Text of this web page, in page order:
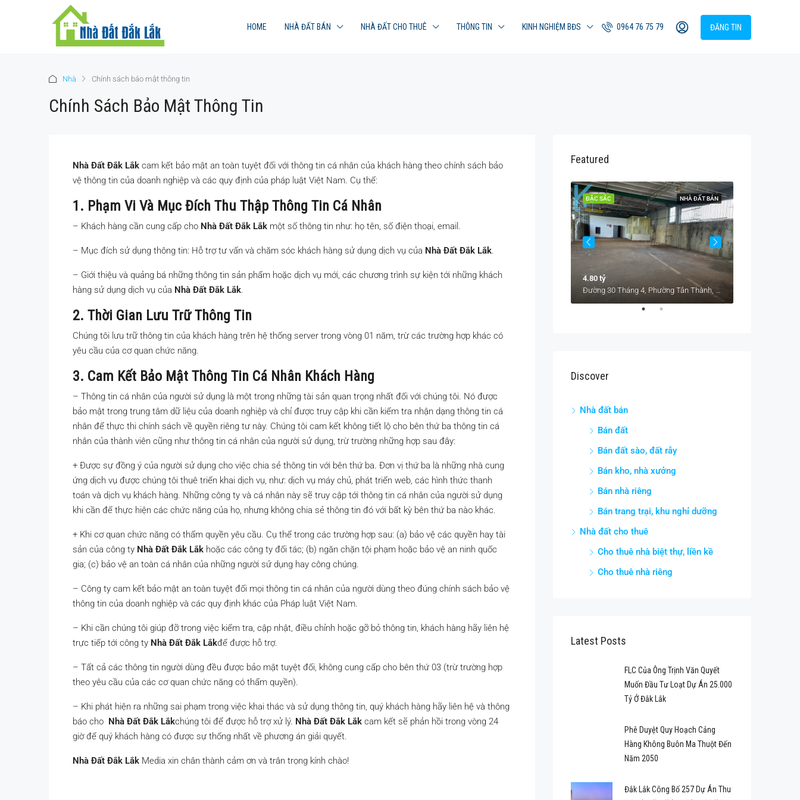
HOME NHÀ ĐẤT BÁN NHÀ ĐẤT CHO THUÊ THÔNG TIN KINH NGHIỆM BĐS 0964 76 75 79 ĐĂNG TIN
Nhà Chính sách bảo mật thông tin
Chính Sách Bảo Mật Thông Tin
Nhà Đất Đắk Lắk cam kết bảo mật an toàn tuyệt đối với thông tin cá nhân của khách hàng theo chính sách bảo
vệ thông tin của doanh nghiệp và các quy định của pháp luật Việt Nam. Cụ thể:
1. Phạm Vi Và Mục Đích Thu Thập Thông Tin Cá Nhân
– Khách hàng cần cung cấp cho Nhà Đất Đắk Lắk một số thông tin như: họ tên, số điện thoại, email.
– Mục đích sử dụng thông tin: Hỗ trợ tư vấn và chăm sóc khách hàng sử dụng dịch vụ của Nhà Đất Đắk Lắk.
– Giới thiệu và quảng bá những thông tin sản phẩm hoặc dịch vụ mới, các chương trình sự kiện tới những khách
hàng sử dụng dịch vụ của Nhà Đất Đắk Lắk.
2. Thời Gian Lưu Trữ Thông Tin
Chúng tôi lưu trữ thông tin của khách hàng trên hệ thống server trong vòng 01 năm, trừ các trường hợp khác có
yêu cầu của cơ quan chức năng.
3. Cam Kết Bảo Mật Thông Tin Cá Nhân Khách Hàng
– Thông tin cá nhân của người sử dụng là một trong những tài sản quan trọng nhất đối với chúng tôi. Nó được
bảo mật trong trung tâm dữ liệu của doanh nghiệp và chỉ được truy cập khi cần kiểm tra nhận dạng thông tin cá
nhân để thực thi chính sách về quyền riêng tư này. Chúng tôi cam kết không tiết lộ cho bên thứ ba thông tin cá
nhân của thành viên cũng như thông tin cá nhân của người sử dụng, trừ trường những hợp sau đây:
+ Được sự đồng ý của người sử dụng cho việc chia sẻ thông tin với bên thứ ba. Đơn vị thứ ba là những nhà cung
ứng dịch vụ được chúng tôi thuê triển khai dịch vụ, như: dịch vụ máy chủ, phát triển web, các hình thức thanh
toán và dịch vụ khách hàng. Những công ty và cá nhân này sẽ truy cập tới thông tin cá nhân của người sử dụng
khi cần để thực hiện các chức năng của họ, nhưng không chia sẻ thông tin đó với bất kỳ bên thứ ba nào khác.
+ Khi cơ quan chức năng có thẩm quyền yêu cầu. Cụ thể trong các trường hợp sau: (a) bảo vệ các quyền hay tài
sản của công ty Nhà Đất Đắk Lắk hoặc các công ty đối tác; (b) ngăn chặn tội phạm hoặc bảo vệ an ninh quốc
gia; (c) bảo vệ an toàn cá nhân của những người sử dụng hay công chúng.
– Công ty cam kết bảo mật an toàn tuyệt đối mọi thông tin cá nhân của người dùng theo đúng chính sách bảo vệ
thông tin của doanh nghiệp và các quy định khác của Pháp luật Việt Nam.
– Khi cần chúng tôi giúp đỡ trong việc kiểm tra, cập nhật, điều chỉnh hoặc gỡ bỏ thông tin, khách hàng hãy liên hệ
trực tiếp tới công ty Nhà Đất Đắk Lắkđể được hỗ trợ.
– Tất cả các thông tin người dùng đều được bảo mật tuyệt đối, không cung cấp cho bên thứ 03 (trừ trường hợp
theo yêu cầu của các cơ quan chức năng có thẩm quyền).
– Khi phát hiện ra những sai phạm trong việc khai thác và sử dụng thông tin, quý khách hàng hãy liên hệ và thông
báo cho Nhà Đất Đắk Lắkchúng tôi để được hỗ trợ xử lý. Nhà Đất Đắk Lắk cam kết sẽ phản hồi trong vòng 24
giờ để quý khách hàng có được sự thống nhất về phương án giải quyết.
Nhà Đất Đắk Lắk Media xin chân thành cảm ơn và trân trọng kính chào!
Featured
8.60 tỷ
NHÀ ĐẤT BÁN
ĐẶC SẮC
4.80 tỷ
Discover
Nhà đất bán
Bán đất
Bán đất sào, đất rẫy
Bán kho, nhà xưởng
Bán nhà riêng
Bán trang trại, khu nghỉ dưỡng
Nhà đất cho thuê
Cho thuê nhà biệt thự, liền kề
Cho thuê nhà riêng
Latest Posts
FLC Của Ông Trịnh Văn Quyết
Muốn Đầu Tư Loạt Dự Án 25.000
Tỷ Ở Đắk Lắk
Phê Duyệt Quy Hoạch Cảng
Hàng Không Buôn Ma Thuột Đến
Năm 2050
Đắk Lắk Công Bố 257 Dự Án Thu